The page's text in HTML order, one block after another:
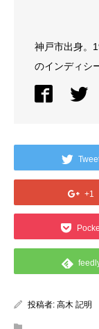
神戸市出身。
のインディシ
+1
投稿者: 高木 記明